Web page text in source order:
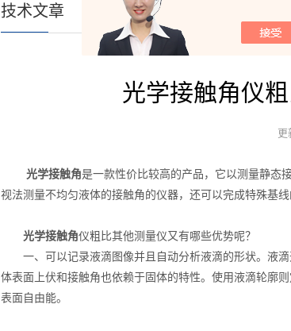
技术文章
光学接触角仪
更
光学接触角是一款性价比较高的产品，它以测量静态
视法测量不均匀液体的接触角的仪器，还可以完成特殊基
光学接触角仪粗比其他测量仪又有哪些优势呢？
一、可以记录液滴图像并且自动分析液滴的形状。液滴
体表面上伏和接触角也依赖于固体的特性。使用液滴轮廓
表面自由能。